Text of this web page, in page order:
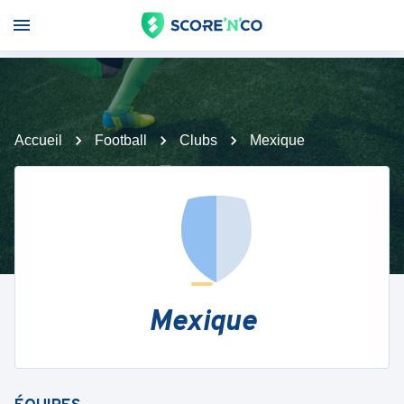
Accueil Football Clubs Mexique
Mexique